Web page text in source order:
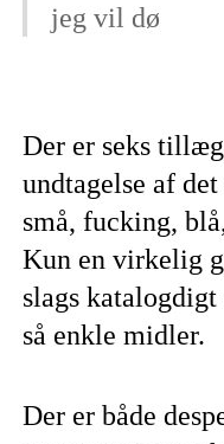
jeg vil dø
Der er seks
undtagelse af
små, fucking,
Kun en virkelig
slags
så enkle midler.
Der er både